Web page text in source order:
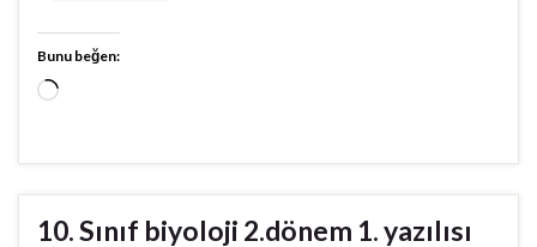
Bunu beğen:
Yükleniyor...
10. Sınıf biyoloji 2.dönem 1. yazılısı